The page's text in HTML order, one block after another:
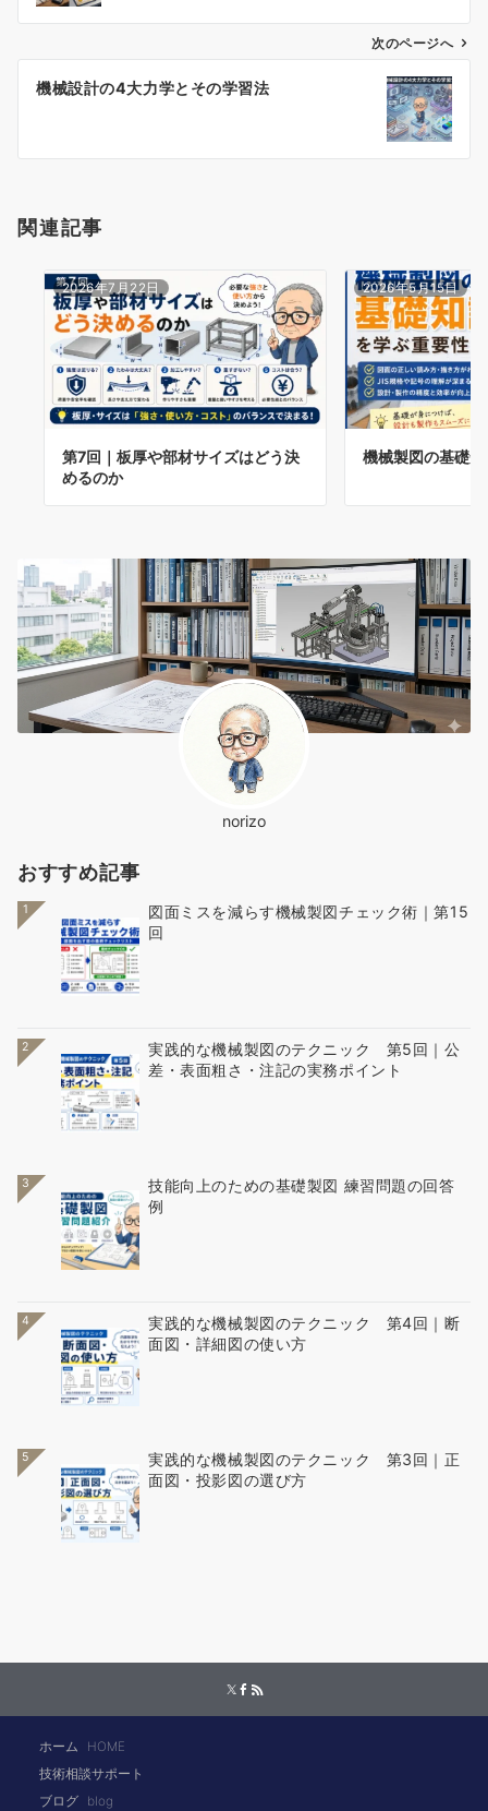
ビ
ン
次のページへ
機械設計の4大力学とその学習法
関連記事
2026年7月22日
第7回｜板厚や部材サイズはどう決
めるのか
2026年5月15日
機械製図の基礎
norizo
おすすめ記事
1
図面ミスを減らす機械製図チェック術｜第15
回
2
実践的な機械製図のテクニック 第5回｜公
差・表面粗さ・注記の実務ポイント
3
技能向上のための基礎製図 練習問題の回答
例
4
実践的な機械製図のテクニック 第4回｜断
面図・詳細図の使い方
5
実践的な機械製図のテクニック 第3回｜正
面図・投影図の選び方
ホーム
HOME
技術相談サポート
ブログ
blog